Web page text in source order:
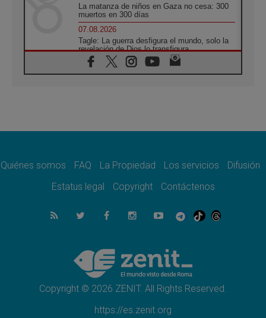
La matanza de niños en Gaza no cesa: 300
muertos en 300 días
07.08.2026
Tagle: La guerra desfigura el mundo, solo la
revelación de Dios lo transfigura
07.08.2026
Presentada la Trienal de Arte de las
espacio público
Lanzan un proyecto de empoderamiento
07.08.2026
Programa oficial del Viaje Apostólico del
Obispos de Ecuador: El bien de las familias
no admite premuras legislativas
Quiénes somos FAQ La Propiedad Los servicios
Difusión
Estatus legal
Copyright Contáctenos
Copyright © 2026 ZENIT. All Rights Reserved.
https://es.zenit.org